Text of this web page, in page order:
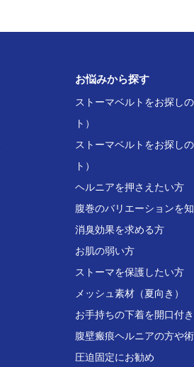
お悩みから探す
ストーマベルトをお探し
ト）
ストーマベルトをお探し
ト）
ヘルニアを押さえたい方
腹巻のバリエーションを
消臭効果を求める方
お肌の弱い方
ストーマを保護したい方
メッシュ素材（夏向き）
お手持ちの下着を開口付
腹壁瘢痕ヘルニアの方や
圧迫固定にお勧め